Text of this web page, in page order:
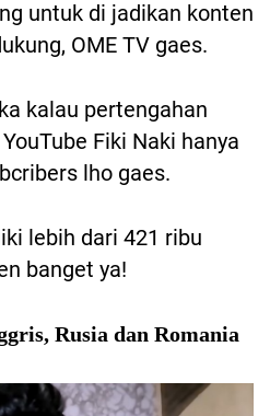
untuk di jadikan konten
OME TV gaes.
kalau pertengahan
Fiki Naki hanya
lho gaes.
lebih dari 421 ribu
banget ya!
Rusia dan Romania